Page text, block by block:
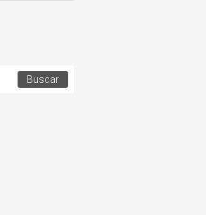
Buscar